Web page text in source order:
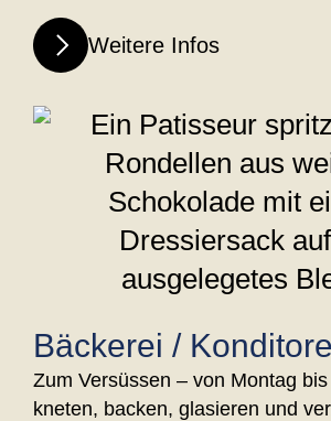
Weitere Infos
Bäckerei /
Zum Versüssen – von Montag
kneten, backen, glasieren und